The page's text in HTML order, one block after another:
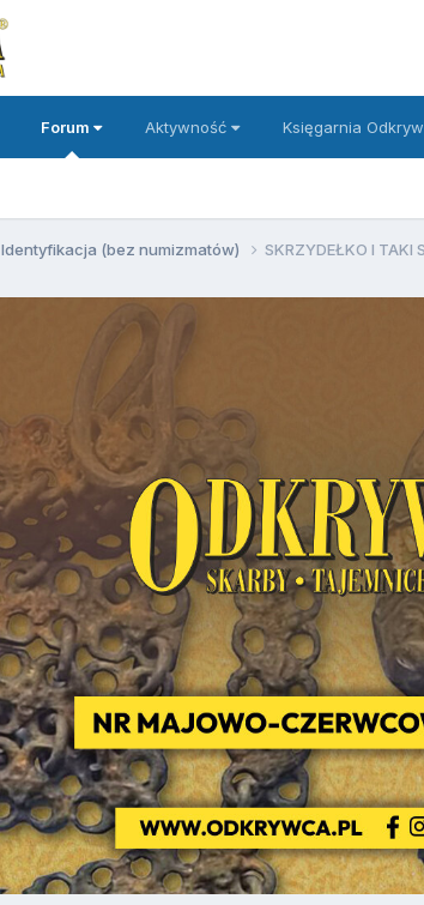
Forum Aktywność Księgarnia
Identyfikacja (bez numizmatów) SKRZYDEŁKO I TAKI